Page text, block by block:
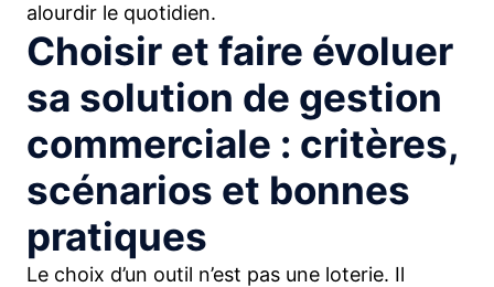
alourdir le quotidien.
Choisir et faire évoluer
sa solution de gestion
commerciale : critères,
scénarios et bonnes
pratiques
Le choix d’un outil n’est pas une loterie. Il